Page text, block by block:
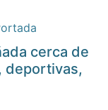
cerca de
deportivas,